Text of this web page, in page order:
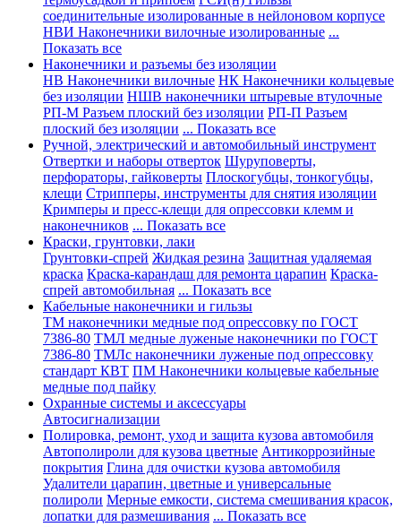
соединительные изолированные в нейлоновом корпусе
НВИ Наконечники вилочные изолированные ...
Показать все
Наконечники и разъемы без изоляции
НВ Наконечники вилочные НК Наконечники кольцевые
без изоляции НШВ наконечники штыревые втулочные
РП-М Разъем плоский без изоляции РП-П Разъем
плоский без изоляции ... Показать все
Ручной, электрический и автомобильный инструмент
Отвертки и наборы отверток Шуруповерты,
перфораторы, гайковерты Плоскогубцы, тонкогубцы,
клещи Стрипперы, инструменты для снятия изоляции
Кримперы и пресс-клещи для опрессовки клемм и
наконечников ... Показать все
Краски, грунтовки, лаки
Грунтовки-спрей Жидкая резина Защитная удаляемая
краска Краска-карандаш для ремонта царапин Краска-
спрей автомобильная ... Показать все
Кабельные наконечники и гильзы
ТМ наконечники медные под опрессовку по ГОСТ
7386-80 ТМЛ медные луженые наконечники по ГОСТ
7386-80 ТМЛс наконечники луженые под опрессовку
стандарт КВТ ПМ Наконечники кольцевые кабельные
медные под пайку
Охранные системы и аксессуары
Автосигнализации
Полировка, ремонт, уход и защита кузова автомобиля
Автополироли для кузова цветные Антикоррозийные
покрытия Глина для очистки кузова автомобиля
Удалители царапин, цветные и универсальные
полироли Мерные емкости, система смешивания красок,
лопатки для размешивания ... Показать все